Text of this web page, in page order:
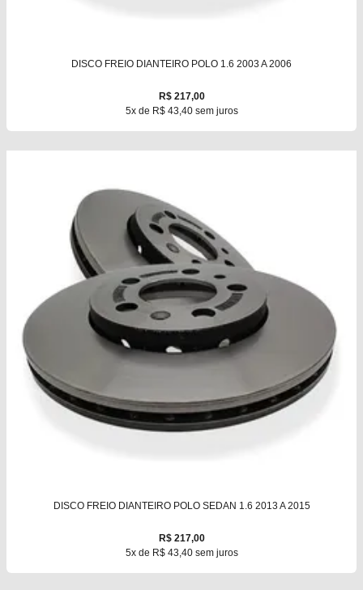
DISCO FREIO DIANTEIRO POLO 1.6 2003 A 2006
R$ 217,00
5x de R$ 43,40 sem juros
DISCO FREIO DIANTEIRO POLO SEDAN 1.6 2013 A 2015
R$ 217,00
5x de R$ 43,40 sem juros